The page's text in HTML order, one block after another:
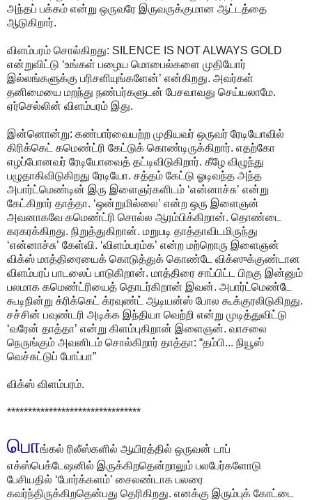
அந்தப் பக்கம் என்று ஒருவரே இருவருக்குமான ஆட்டத்தை
ஆடுகிறார்.
விளம்பரம் சொல்கிறது: SILENCE IS NOT ALWAYS GOLD
என்றுவிட்டு ‘உங்கள் பழைய மொபைல்களை முதியோர்
இல்லங்களுக்கு பரிசளியுங்களேன்’ என்கிறது. அவர்கள்
தனிமையை மறந்து நண்பர்களுடன் பேசவாவது செய்யலாமே.
ஏர்செல்லின் விளம்பரம் இது.
இன்னொன்று: கண்பார்வையற்ற முதியவர் ஒருவர் ரேடியோவில்
கிரிக்கெட் கமெண்ட்ரி கேட்டுக் கொண்டிருக்கிறார். எதற்கோ
எழப்போனவர் ரேடியோவைத் தட்டிவிடுகிறார். கீழே விழுந்து
பழுதாகிவிடுகிறது ரேடியோ. சத்தம் கேட்டு ஓடிவந்த அந்த
அபார்ட்மெண்டின் இரு இளைஞர்களிடம் ‘என்னாச்சு’ என்று
கேட்கிறார் தாத்தா. ‘ஒன்றுமில்லை’ என்ற ஒரு இளைஞன்
அவனாகவே கமெண்ட்ரி சொல்ல ஆரம்பிக்கிறான். தொண்டை
கரகரக்கிறது. நிறுத்துகிறான். மறுபடி தாத்தாவிடமிருந்து
‘என்னாச்சு’ கேள்வி. ‘விளம்பரம்க’ என்ற மற்றொரு இளைஞன்
விக்ஸ் மாத்திரையைக் கொடுத்துக் கொண்டே விக்ஸுக்குண்டான
விளம்பரப் பாடலைப் பாடுகிறான். மாத்திரை சாப்பிட்ட பிறகு இன்னும்
பலமாக கமெண்ட்ரியைத் தொடர்கிறான் இவன். அபார்ட்மெண்டே
கூடிநின்று க்ரிக்கெட் க்ரவுண்ட் ஆடியன்ஸ் போல கூக்குரலிடுகிறது.
சச்சின் பவுண்டரி அடிக்க இந்தியா வெற்றி என்று முடித்துவிட்டு
‘வரேன் தாத்தா’ என்று கிளம்புகிறான் இளைஞன். வாசலை
நெருங்கும் அவனிடம் சொல்கிறார் தாத்தா: “தம்பி... நியூஸ்
வெச்சுட்டுப் போப்பா”
விக்ஸ் விளம்பரம்.
********************************
பொங்கல் ரிலீஸ்களில் ஆயிரத்தில் ஒருவன் டாப்
எக்ஸ்பெக்டேஷனில் இருக்கிறதென்றாலும் பலபேர்களோடு
பேசியதில் ‘போர்க்களம்’ சைலண்டாக பலரை
கவர்ந்திருக்கிறதென்பது தெரிகிறது. எனக்கு இரும்புக் கோட்டை